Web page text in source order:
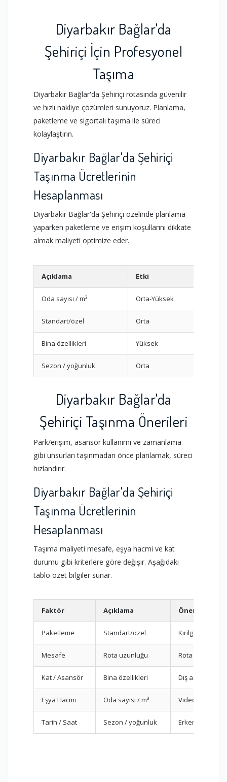
Diyarbakır Bağlar'da
Şehiriçi İçin Profesyonel
Taşıma
Diyarbakır Bağlar'da Şehiriçi rotasında güvenilir
ve hızlı nakliye çözümleri sunuyoruz. Planlama,
paketleme ve sigortalı taşıma ile süreci
kolaylaştırın.
Diyarbakır Bağlar'da Şehiriçi
Taşınma Ücretlerinin
Hesaplanması
Diyarbakır Bağlar'da Şehiriçi özelinde planlama
yaparken paketleme ve erişim koşullarını dikkate
almak maliyeti optimize eder.
Açıklama Etki
Oda sayısı / m³ Orta-Yüksek
Standart/özel Orta
Bina özellikleri Yüksek
Sezon / yoğunluk Orta
Diyarbakır Bağlar'da
Şehiriçi Taşınma Önerileri
Park/erişim, asansör kullanımı ve zamanlama
gibi unsurları taşınmadan önce planlamak, süreci
hızlandırır.
Diyarbakır Bağlar'da Şehiriçi
Taşınma Ücretlerinin
Hesaplanması
Taşıma maliyeti mesafe, eşya hacmi ve kat
durumu gibi kriterlere göre değişir. Aşağıdaki
tablo özet bilgiler sunar.
Faktör Açıklama Öneri
Paketleme Standart/özel Kırılganlar için
Mesafe Rota uzunluğu Rota
Kat / Asansör Bina özellikleri Dış asansör
Eşya Hacmi Oda sayısı / m³ Video keşif
Tarih / Saat Sezon / yoğunluk Erken